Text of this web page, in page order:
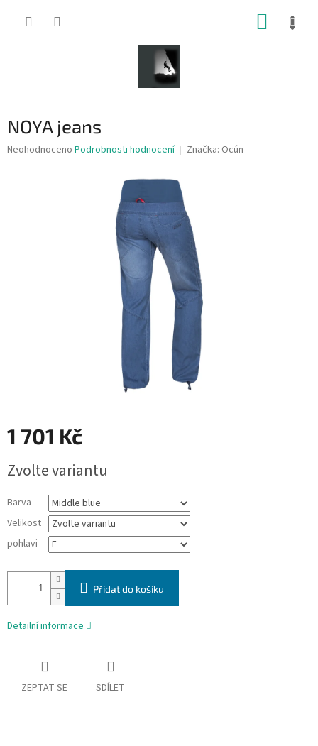
NOYA jeans
Průměrné
Neohodnoceno Podrobnosti hodnocení Značka: Ocún
1 701 Kč
cena:
Zvolte variantu
Barva
Velikost
pohlavi
Přidat do košíku
Detailní informace
ZEPTAT SE SDÍLET